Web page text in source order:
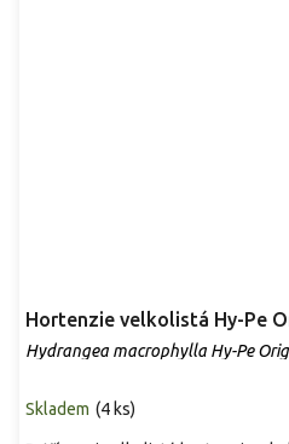
Hortenzie velkolistá Hy-Pe
Hydrangea macrophylla Hy-Pe
Skladem (4 ks)